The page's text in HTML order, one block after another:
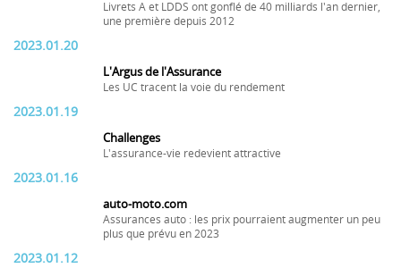
Livrets A et LDDS ont gonflé de 40 milliards l'an dernier,
une première depuis 2012
2023.01.20
L'Argus de l'Assurance
Les UC tracent la voie du rendement
2023.01.19
Challenges
L'assurance-vie redevient attractive
2023.01.16
auto-moto.com
Assurances auto : les prix pourraient augmenter un peu
plus que prévu en 2023
2023.01.12